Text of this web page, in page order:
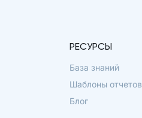
РЕСУРСЫ
База знаний
Шаблоны отчетов
Блог